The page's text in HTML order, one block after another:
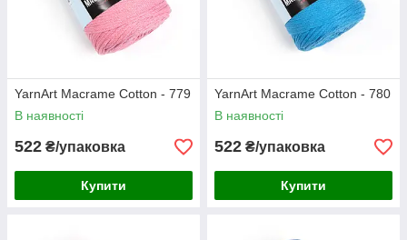
YarnArt Macrame Cotton - 779
В наявності
522 ₴/упаковка
Купити
YarnArt Macrame Cotton - 780
В наявності
522 ₴/упаковка
Купити